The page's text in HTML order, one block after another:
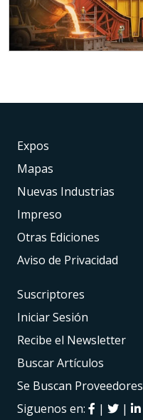
Expos
Mapas
Nuevas Industrias
Impreso
Otras Ediciones
Aviso de Privacidad
Suscriptores
Iniciar Sesión
Recibe el Newsletter
Buscar Artículos
Se Buscan Proveedores
Siguenos en:
| |